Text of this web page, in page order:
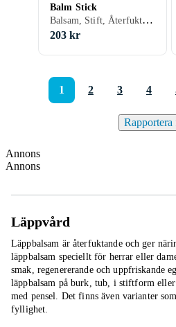
Balm Stick
Balsam, Stift, Återfuktande, Solskydd
203 kr
1 2 3 4
Rapportera
Annons
Annons
Läppvård
Läppbalsam är återfuktande och ger
läppbalsam speciellt för herrar eller
smak, regenererande och uppfriskande
läppbalsam på burk, tub, i stiftform eller
med pensel. Det finns även varianter
fyllighet.